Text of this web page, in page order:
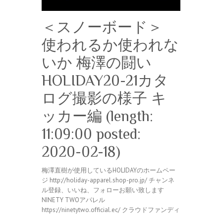
＜スノーボード＞
使われるか使われな
いか 梅澤の闘い
HOLIDAY20-21カタ
ログ撮影の様子 キ
ッカー編 (length:
11:09:00 posted:
2020-02-18)
梅澤直樹が使用しているHOLIDAYのホームペー
ジ http://holiday-apparel.shop-pro.jp/ チャンネ
ル登録、いいね、フォローお願い致します
NINETY TWOアパレル
https://ninetytwo.official.ec/ クラウドファンディ